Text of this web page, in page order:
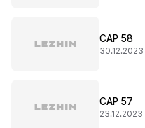
CAP 58
30.12.2023
CAP 57
23.12.2023